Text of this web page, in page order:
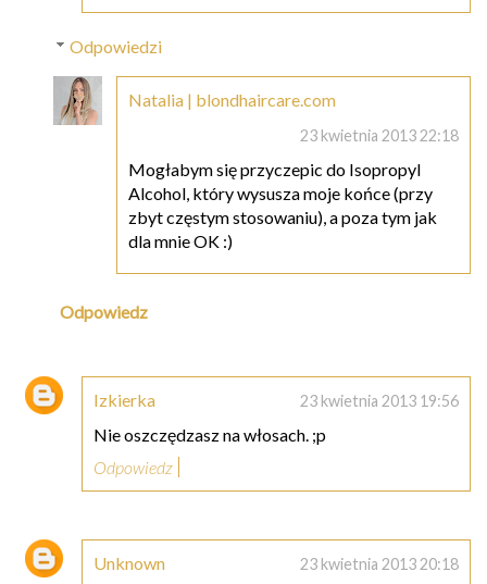
Odpowiedzi
Natalia | blondhaircare.com
23 kwietnia 2013 22:18
Mogłabym się przyczepic do Isopropyl
Alcohol, który wysusza moje końce (przy
zbyt częstym stosowaniu), a poza tym jak
dla mnie OK :)
Odpowiedz
Izkierka 23 kwietnia 2013 19:56
Nie oszczędzasz na włosach. ;p
Odpowiedz
Unknown 23 kwietnia 2013 20:18